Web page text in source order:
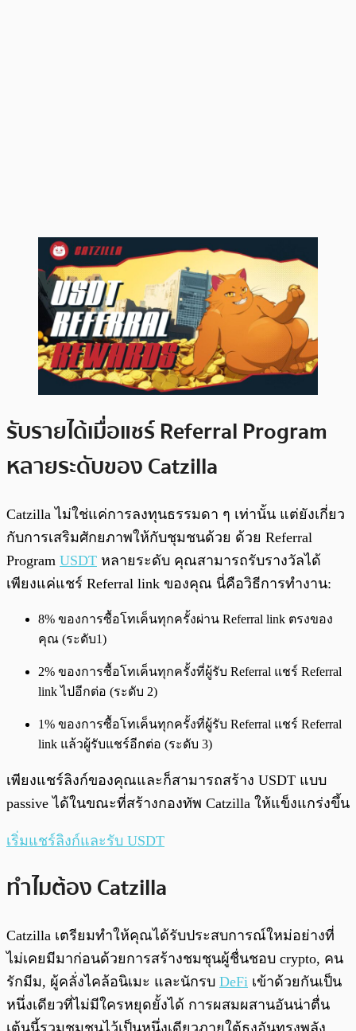
รับรายได้เมื่อแชร์ Referral Program
หลายระดับของ Catzilla
Catzilla ไม่ใช่แค่การลงทุนธรรมดา ๆ เท่านั้น แต่ยังเกี่ยว
กับการเสริมศักยภาพให้กับชุมชนด้วย ด้วย Referral
Program USDT หลายระดับ คุณสามารถรับรางวัลได้
เพียงแค่แชร์ Referral link ของคุณ นี่คือวิธีการทำงาน:
8% ของการซื้อโทเค็นทุกครั้งผ่าน Referral link ตรงของ
คุณ (ระดับ1)
2% ของการซื้อโทเค็นทุกครั้งที่ผู้รับ Referral แชร์ Referral
link ไปอีกต่อ (ระดับ 2)
1% ของการซื้อโทเค็นทุกครั้งที่ผู้รับ Referral แชร์ Referral
link แล้วผู้รับแชร์อีกต่อ (ระดับ 3)
เพียงแชร์ลิงก์ของคุณและก็สามารถสร้าง USDT แบบ
passive ได้ในขณะที่สร้างกองทัพ Catzilla ให้แข็งแกร่งขึ้น
เริ่มแชร์ลิงก์และรับ USDT
ทำไมต้อง Catzilla
Catzilla เตรียมทำให้คุณได้รับประสบการณ์ใหม่อย่างที่
ไม่เคยมีมาก่อนด้วยการสร้างชมชุนผู้ชื่นชอบ crypto, คน
รักมีม, ผู้คลั่งไคล้อนิเมะ และนักรบ DeFi เข้าด้วยกันเป็น
หนึ่งเดียวที่ไม่มีใครหยุดยั้งได้ การผสมผสานอันน่าตื่น